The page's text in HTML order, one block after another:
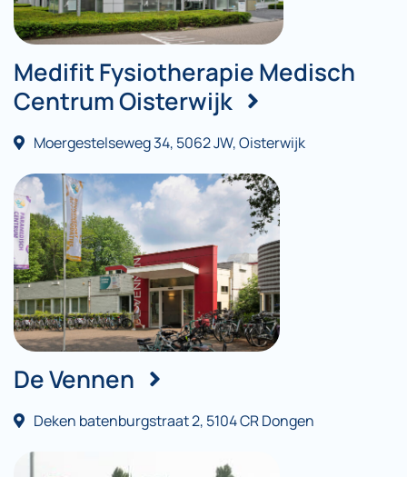
Medifit Fysiotherapie Medisch
Centrum Oisterwijk
Moergestelseweg 34, 5062 JW, Oisterwijk
De Vennen
Deken batenburgstraat 2, 5104 CR Dongen